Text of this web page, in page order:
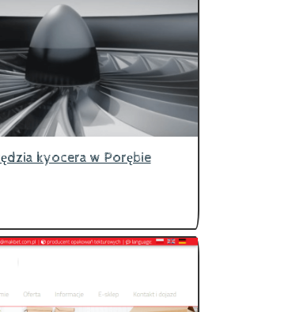
kyocera w Porębie